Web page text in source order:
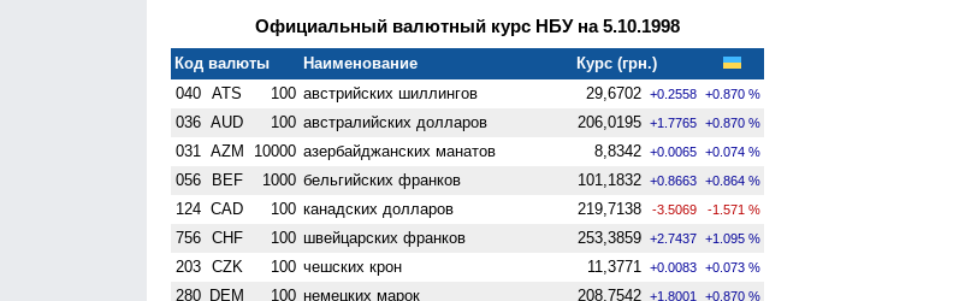
Официальный валютный курс НБУ на 5.10.1998
Код валюты Наименование
Курс (грн.)
040
ATS 100 австрийских шиллингов 29,6702 +0.2558 +0.870 %
036 AUD 100 австралийских долларов 206,0195 +1.7765 +0.870 %
031 AZM 10000 азербайджанских манатов 8,8342 +0.0065 +0.074 %
056 BEF 1000 бельгийских франков 101,1832 +0.8663 +0.864 %
124 CAD 100 канадских долларов 219,7138 -3.5069 -1.571 %
756 CHF 100 швейцарских франков 253,3859 +2.7437 +1.095 %
203 CZK 100 чешских крон 11,3771 +0.0083 +0.073 %
280 DEM 100 немецких марок 208,7542 +1.8001 +0.870 %